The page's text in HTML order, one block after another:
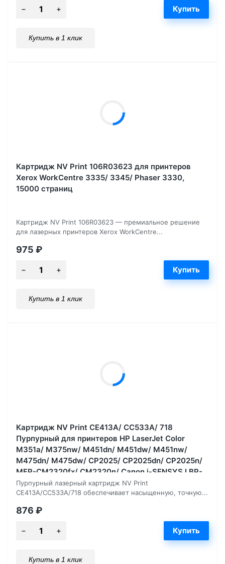
Купить в 1 клик
Картридж NV Print 106R03623 для принтеров
Xerox WorkCentre 3335/ 3345/ Phaser 3330,
15000 страниц
Картридж NV Print 106R03623 — премиальное решение
для лазерных принтеров Xerox WorkCentre...
975 ₽
Купить в 1 клик
Картридж NV Print CE413A/ CC533A/ 718
Пурпурный для принтеров HP LaserJet Color
M351a/ M375nw/ M451dn/ M451dw/ M451nw/
M475dn/ M475dw/ CP2025/ CP2025dn/ CP2025n/
MFP-CM2320fx/ CM2320n/ Canon i-SENSYS LBP-
7200Cdn/ 7210Cdn/ 7660, 2800 страниц
Пурпурный лазерный картридж NV Print
CE413A/CC533A/718 обеспечивает насыщенную, точную...
876 ₽
Купить в 1 клик